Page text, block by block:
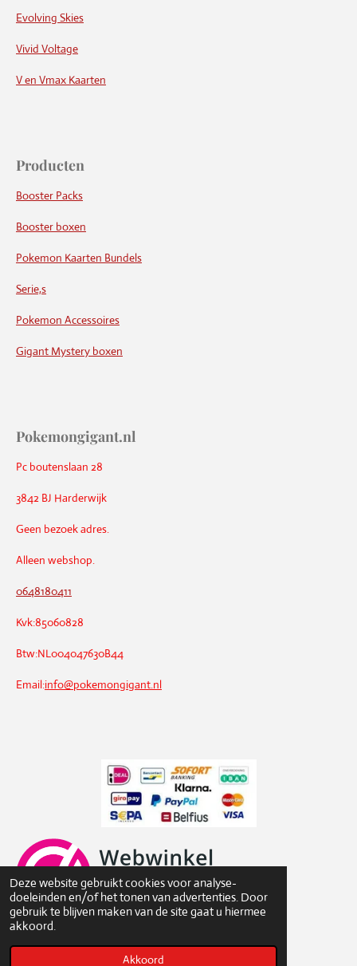
Deze website gebruikt cookies voor analyse-
doeleinden en/of het tonen van advertenties. Door
gebruik te blijven maken van de site gaat u hiermee
akkoord.
Akkoord
Evolving Skies
Vivid Voltage
V en Vmax Kaarten
Producten
Booster Packs
Booster boxen
Pokemon Kaarten Bundels
Serie,s
Pokemon Accessoires
Gigant Mystery boxen
Pokemongigant.nl
Pc boutenslaan 28
3842 BJ Harderwijk
Geen bezoek adres.
Alleen webshop.
0648180411
Kvk:85060828
Btw:NL004047630B44
Email:info@pokemongigant.nl